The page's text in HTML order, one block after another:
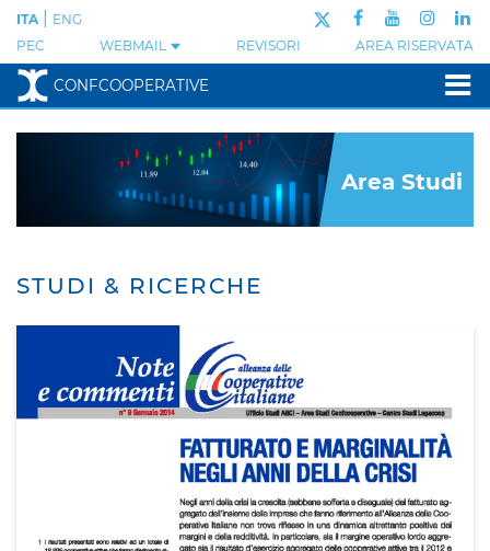
PEC WEBMAIL REVISORI AREA RISERVATA
ITA ENG
CONFCOOPERATIVE
Area Studi
STUDI & RICERCHE